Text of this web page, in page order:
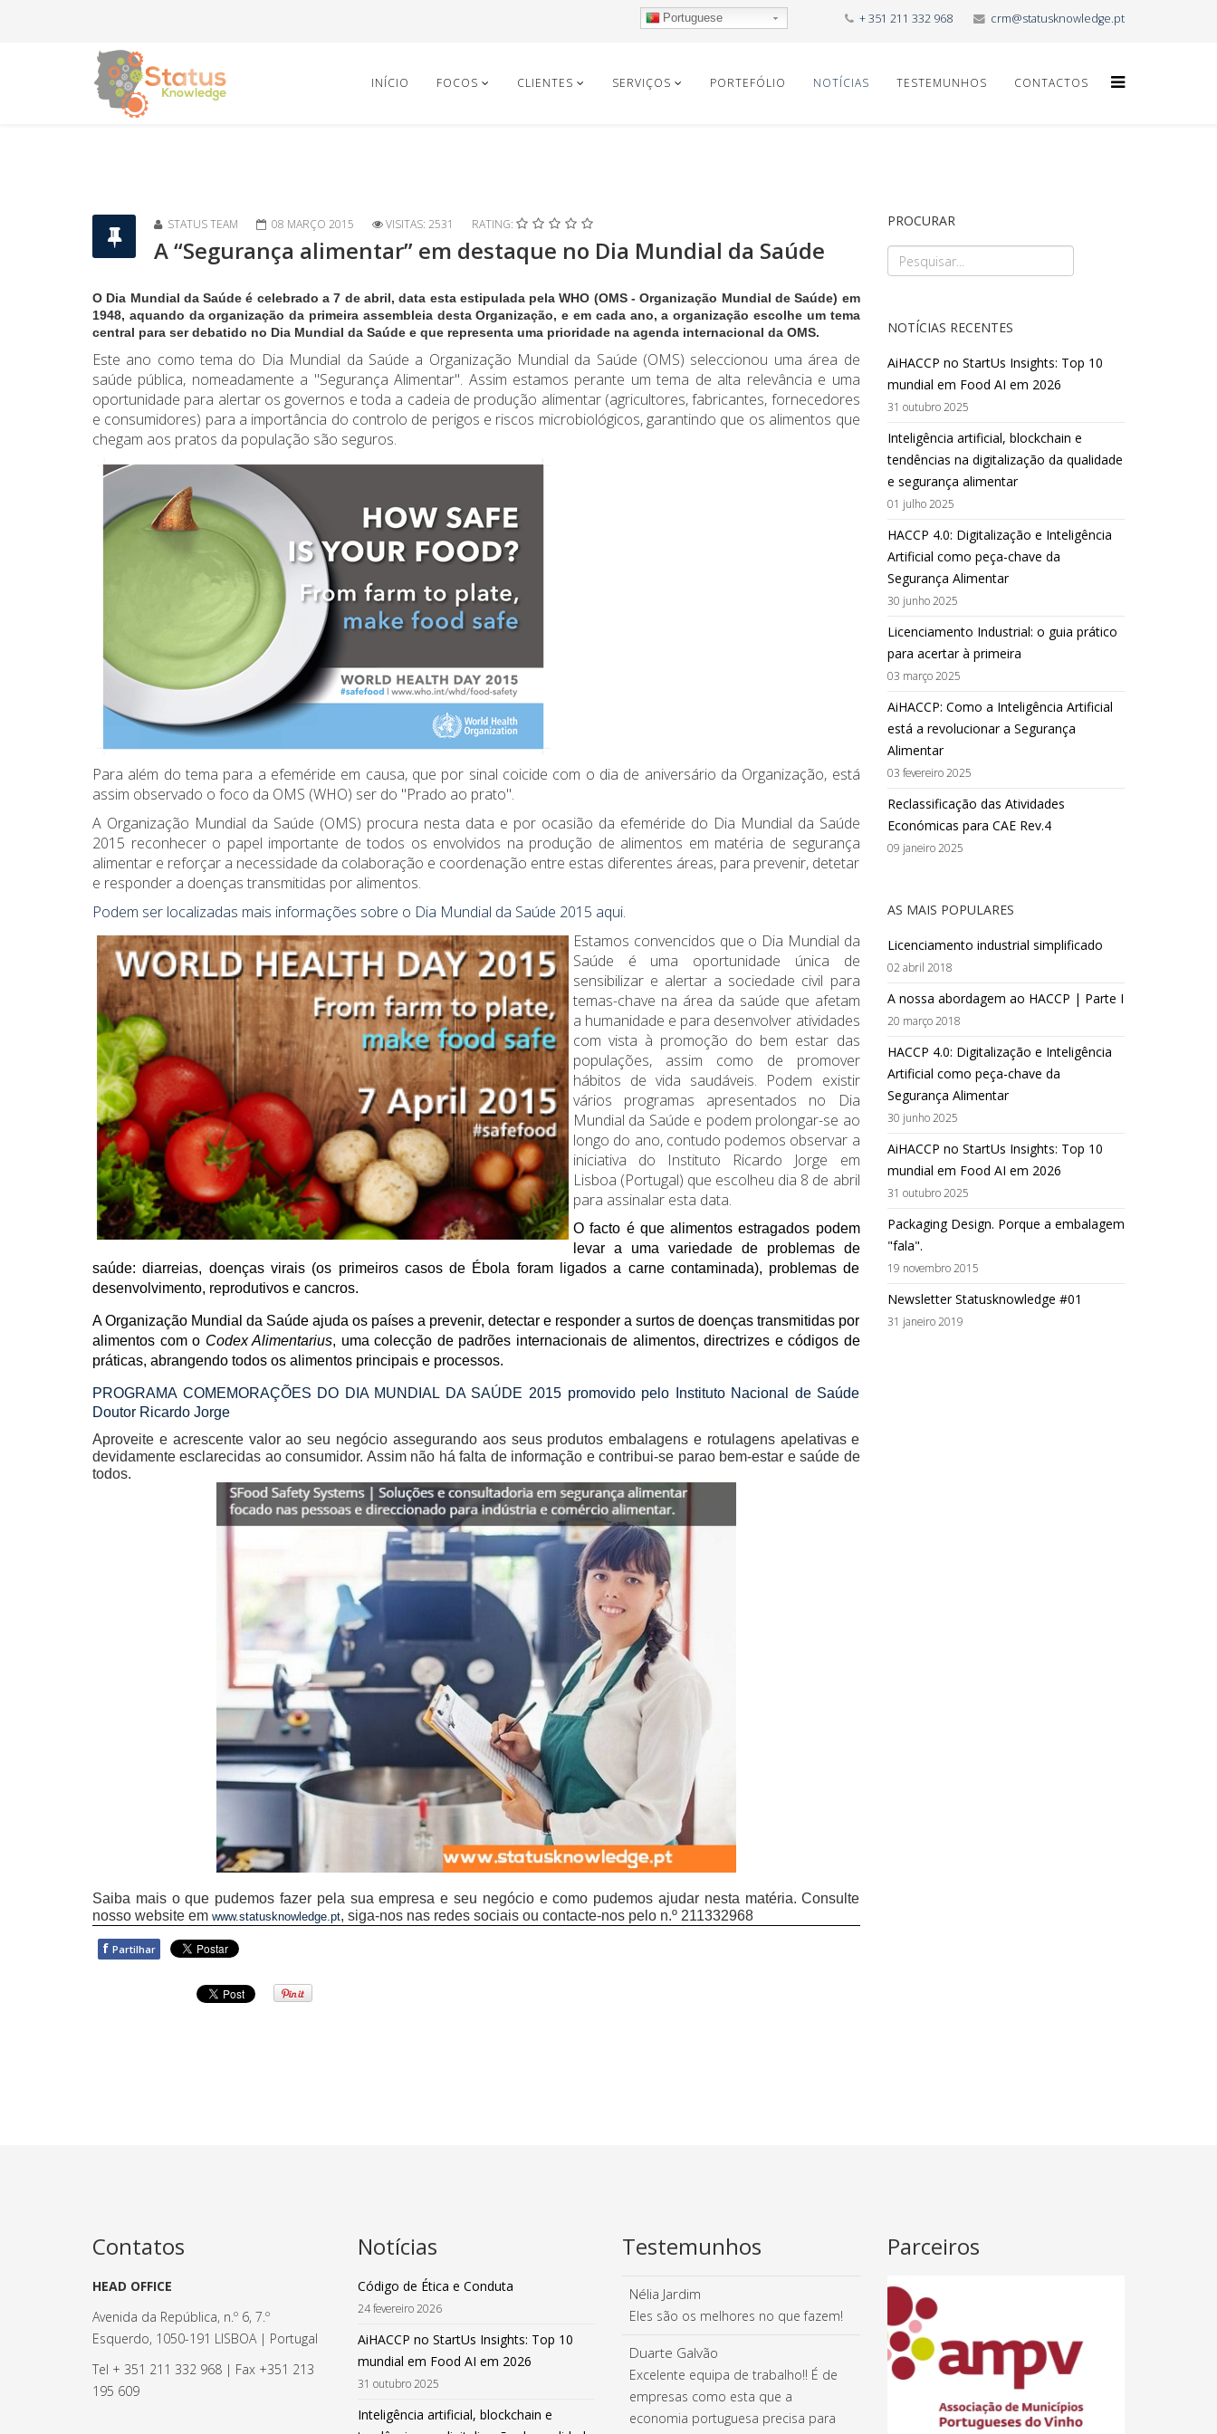
+ 351 211 332 968 crm@statusknowledge.pt
Portuguese
INÍCIO FOCOS CLIENTES SERVIÇOS PORTEFÓLIO NOTÍCIAS TESTEMUNHOS CONTACTOS
STATUS TEAM 08 MARÇO 2015 VISITAS: 2531 RATING:
A “Segurança alimentar” em destaque no Dia Mundial da Saúde
O Dia Mundial da Saúde é celebrado a 7 de abril, data esta estipulada pela WHO (OMS - Organização Mundial de Saúde) em
1948, aquando da organização da primeira assembleia desta Organização, e em cada ano, a organização escolhe um tema
central para ser debatido no Dia Mundial da Saúde e que representa uma prioridade na agenda internacional da OMS.
Este ano como tema do Dia Mundial da Saúde a Organização Mundial da Saúde (OMS) seleccionou uma área de
saúde pública, nomeadamente a "Segurança Alimentar". Assim estamos perante um tema de alta relevância e uma
oportunidade para alertar os governos e toda a cadeia de produção alimentar (agricultores, fabricantes, fornecedores
e consumidores) para a importância do controlo de perigos e riscos microbiológicos, garantindo que os alimentos que
chegam aos pratos da população são seguros.
Para além do tema para a efeméride em causa, que por sinal coicide com o dia de aniversário da Organização, está
assim observado o foco da OMS (WHO) ser do "Prado ao prato".
A Organização Mundial da Saúde (OMS) procura nesta data e por ocasião da efeméride do Dia Mundial da Saúde
2015 reconhecer o papel importante de todos os envolvidos na produção de alimentos em matéria de segurança
alimentar e reforçar a necessidade da colaboração e coordenação entre estas diferentes áreas, para prevenir, detetar
e responder a doenças transmitidas por alimentos.
Podem ser localizadas mais informações sobre o Dia Mundial da Saúde 2015 aqui.
Estamos convencidos que o Dia Mundial da
Saúde é uma oportunidade única de
sensibilizar e alertar a sociedade civil para
temas-chave na área da saúde que afetam
a humanidade e para desenvolver atividades
com vista à promoção do bem estar das
populações, assim como de promover
hábitos de vida saudáveis. Podem existir
vários programas apresentados no Dia
Mundial da Saúde e podem prolongar-se ao
longo do ano, contudo podemos observar a
iniciativa do Instituto Ricardo Jorge em
Lisboa (Portugal) que escolheu dia 8 de abril
para assinalar esta data.
O facto é que alimentos estragados podem
levar a uma variedade de problemas de
saúde: diarreias, doenças virais (os primeiros casos de Ébola foram ligados a carne contaminada), problemas de
desenvolvimento, reprodutivos e cancros.
A Organização Mundial da Saúde ajuda os países a prevenir, detectar e responder a surtos de doenças transmitidas por
alimentos com o Codex Alimentarius, uma colecção de padrões internacionais de alimentos, directrizes e códigos de
práticas, abrangendo todos os alimentos principais e processos.
PROGRAMA COMEMORAÇÕES DO DIA MUNDIAL DA SAÚDE 2015 promovido pelo Instituto Nacional de Saúde
Doutor Ricardo Jorge
Aproveite e acrescente valor ao seu negócio assegurando aos seus produtos embalagens e rotulagens apelativas e
devidamente esclarecidas ao consumidor. Assim não há falta de informação e contribui-se parao bem-estar e saúde de
todos.
Saiba mais o que pudemos fazer pela sua empresa e seu negócio e como pudemos ajudar nesta matéria. Consulte
nosso website em www.statusknowledge.pt, siga-nos nas redes sociais ou contacte-nos pelo n.º 211332968
f Partilhar
PROCURAR
NOTÍCIAS RECENTES
AiHACCP no StartUs Insights: Top 10
mundial em Food AI em 2026
31 outubro 2025
Inteligência artificial, blockchain e
tendências na digitalização da qualidade
e segurança alimentar
01 julho 2025
HACCP 4.0: Digitalização e Inteligência
Artificial como peça-chave da
Segurança Alimentar
30 junho 2025
Licenciamento Industrial: o guia prático
para acertar à primeira
03 março 2025
AiHACCP: Como a Inteligência Artificial
está a revolucionar a Segurança
Alimentar
03 fevereiro 2025
Reclassificação das Atividades
Económicas para CAE Rev.4
09 janeiro 2025
AS MAIS POPULARES
Licenciamento industrial simplificado
02 abril 2018
A nossa abordagem ao HACCP | Parte I
20 março 2018
HACCP 4.0: Digitalização e Inteligência
Artificial como peça-chave da
Segurança Alimentar
30 junho 2025
AiHACCP no StartUs Insights: Top 10
mundial em Food AI em 2026
31 outubro 2025
Packaging Design. Porque a embalagem
"fala".
19 novembro 2015
Newsletter Statusknowledge #01
31 janeiro 2019
Contatos
HEAD OFFICE
Avenida da República, n.º 6, 7.º
Esquerdo, 1050-191 LISBOA | Portugal
Tel + 351 211 332 968 | Fax +351 213
195 609
Notícias
Código de Ética e Conduta
24 fevereiro 2026
AiHACCP no StartUs Insights: Top 10
mundial em Food AI em 2026
31 outubro 2025
Inteligência artificial, blockchain e
Testemunhos
Nélia Jardim
Eles são os melhores no que fazem!
Duarte Galvão
Excelente equipa de trabalho!! É de
empresas como esta que a
economia portuguesa precisa para
Parceiros